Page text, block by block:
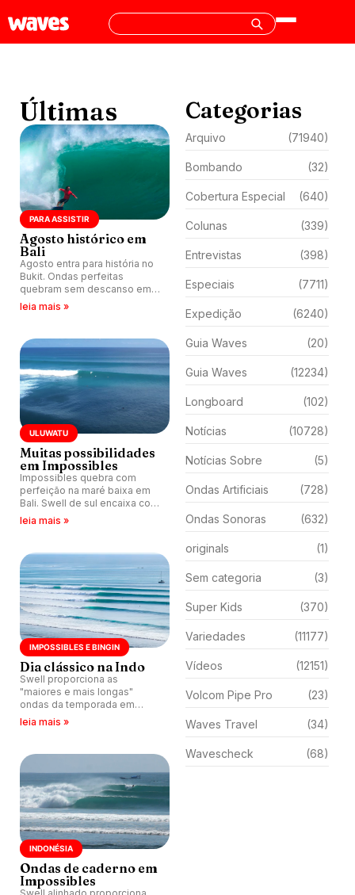
Últimas
PARA ASSISTIR
Agosto histórico em
Bali
Agosto entra para história no
Bukit. Ondas perfeitas
quebram sem descanso em
Bali e fazem alegria de locais
leia mais »
ULUWATU
Muitas possibilidades
em Impossibles
Impossibles quebra com
perfeição na maré baixa em
Bali. Swell de sul encaixa com
vento terral e tubos quebram
leia mais »
IMPOSSIBLES E BINGIN
Dia clássico na Indo
Swell proporciona as
"maiores e mais longas"
ondas da temporada em
Impossibles e Bingin,
leia mais »
INDONÉSIA
Ondas de caderno em
Impossibles
Categorias
Arquivo (71940)
Bombando (32)
Cobertura Especial (640)
Colunas (339)
Entrevistas (398)
Especiais (7711)
Expedição (6240)
Guia Waves (20)
Guia Waves (12234)
Longboard (102)
Notícias (10728)
Notícias Sobre (5)
Ondas Artificiais (728)
Ondas Sonoras (632)
originals (1)
Sem categoria (3)
Super Kids (370)
Variedades (11177)
Vídeos (12151)
Volcom Pipe Pro (23)
Waves Travel (34)
Wavescheck (68)